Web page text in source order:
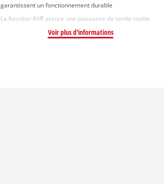
garantissent un fonctionnement durable
La fonction AVR assure une puissance de sortie stable
Voir plus d'informations